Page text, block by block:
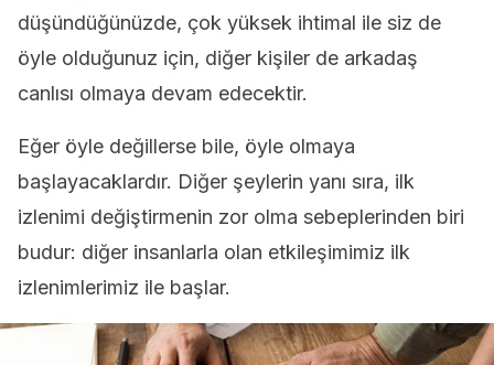
düşündüğünüzde, çok yüksek ihtimal ile siz de
öyle olduğunuz için, diğer kişiler de arkadaş
canlısı olmaya devam edecektir.
Eğer öyle değillerse bile, öyle olmaya
başlayacaklardır. Diğer şeylerin yanı sıra, ilk
izlenimi değiştirmenin zor olma sebeplerinden biri
budur: diğer insanlarla olan etkileşimimiz ilk
izlenimlerimiz ile başlar.